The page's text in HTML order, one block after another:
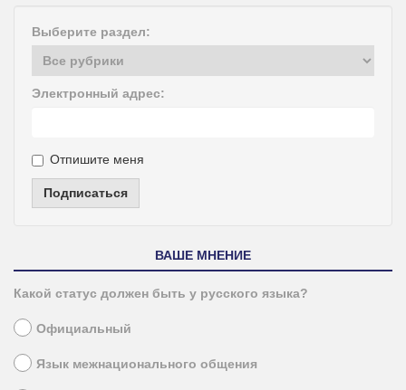
Выберите раздел:
Электронный адрес:
Отпишите меня
Подписаться
ВАШЕ МНЕНИЕ
Какой статус должен быть у русского языка?
Официальный
Язык межнационального общения